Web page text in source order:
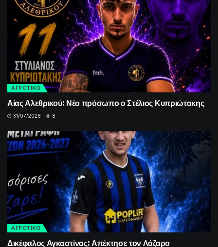
ΑΓΡΟΤΙΚΟ
Αίας Αλεθρικού: Νέο πρόσωπο ο Στέλιος Κυπριώτακης
31/07/2026 8
ΑΓΡΟΤΙΚΟ
Δικέφαλος Αγκαστίνας: Απέκτησε τον Λάζαρο